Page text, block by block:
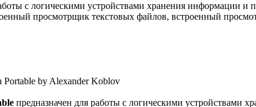
с логическими устройствами хранения информации и
просмотрщик текстовых файлов, встроенный
предназначен для работы с логическими устройствами